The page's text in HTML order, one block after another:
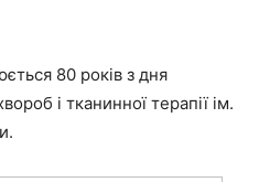
80 років з дня
і тканинної терапії ім.